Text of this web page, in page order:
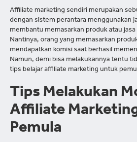
Affiliate marketing sendiri merupakan
dengan sistem perantara menggunakan
membantu memasarkan produk atau
Nantinya, orang yang memasarkan
mendapatkan komisi saat berhasil
Namun, demi bisa melakukannya tentu
tips belajar affiliate marketing untuk
Tips Melakukan
Affiliate
Pemula